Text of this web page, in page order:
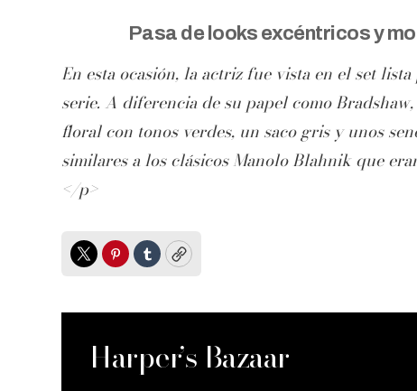
Pasa de looks excéntricos y
En esta ocasión, la actriz fue vista en el set
serie. A diferencia de su papel como
floral con tonos verdes, un saco gris y unos
similares a los clásicos Manolo Blahnik que
</p>
TwitterPinterest
TumblrCopy
Harper’s Bazaar